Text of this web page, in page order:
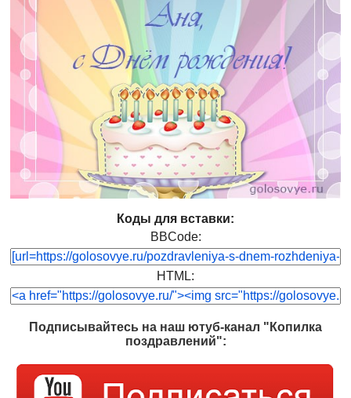
Коды для вставки:
BBCode:
HTML:
Подписывайтесь на наш ютуб-канал "Копилка
поздравлений":